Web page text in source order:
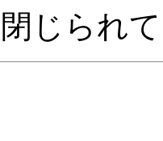
じられ